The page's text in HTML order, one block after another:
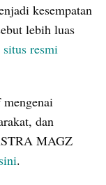
kesempatan
lebih luas
situs resmi
dan
MAGZ
.